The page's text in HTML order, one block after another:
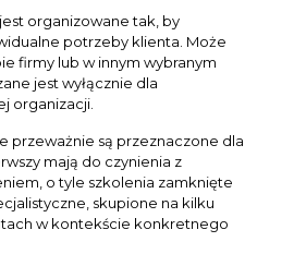
organizowane tak, by
potrzeby klienta. Może
firmy lub w innym wybranym
jest wyłącznie dla
organizacji.
przeważnie są przeznaczone dla
mają do czynienia z
o tyle szkolenia zamknięte
skupione na kilku
w kontekście konkretnego